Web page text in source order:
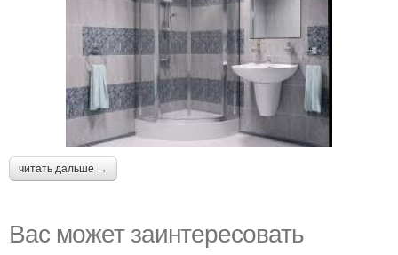
читать дальше →
Вас может заинтересовать